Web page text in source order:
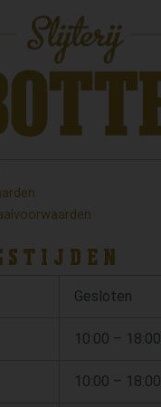
Gesloten
10:00 – 18:00
10:00 – 18:00